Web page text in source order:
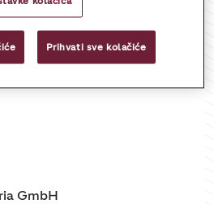
GmbH
Prihvati sve kolačiće